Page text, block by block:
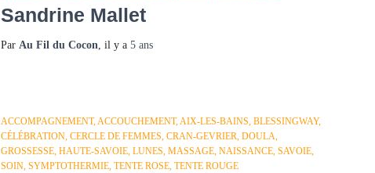
Sandrine Mallet
Par Au Fil du Cocon, il y a 5 ans
ACCOMPAGNEMENT ACCOUCHEMENT AIX-LES-BAINS BLESSINGWAY
CÉLÉBRATION CERCLE DE FEMMES CRAN-GEVRIER DOULA
GROSSESSE HAUTE-SAVOIE LUNES MASSAGE NAISSANCE SAVOIE
SOIN SYMPTOTHERMIE TENTE ROSE TENTE ROUGE